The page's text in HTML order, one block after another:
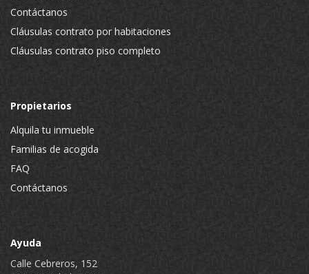
Contáctanos
Cláusulas contrato por habitaciones
Cláusulas contrato piso completo
Propietarios
Alquila tu inmueble
Familias de acogida
FAQ
Contáctanos
Ayuda
Calle Cebreros, 152